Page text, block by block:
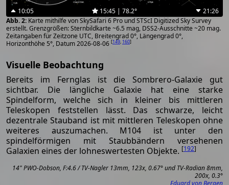
10:05 15:45 | 78.2°
21:26
Karte mithilfe von SkySafari 6 Pro und STScI Digitized Sky Survey
erstellt. Grenzgrößen: Sternbildkarte ~6.5 mag, DSS2-Ausschnitte ~20 mag.
Zeitangaben für Zeitzone UTC, Breitengrad 0°, Längengrad 0°,
Horizonthöhe 5°, Datum 2026-08-06 [149, 160]
Visuelle Beobachtung
Bereits im Fernglas ist die Sombrero-Galaxie gut
sichtbar. Die längliche Galaxie hat eine starke
Spindelform, welche sich in kleiner bis mittleren
Teleskopen feststellen lässt. Das schwarze, leicht
dezentrale Stauband ist mit mittleren Teleskopen ohne
weiteres auszumachen. M104 ist unter den
spindelförmigen mit Staubbändern versehenen
Galaxien eines der lohneswertesten Objekte. [192]
14" PWO-Dobson, F:4.6 / TV-Nagler 13mm, 123x, 0.67° und TV-Radian 8mm,
200x, 0.3°
Eduard von Bergen